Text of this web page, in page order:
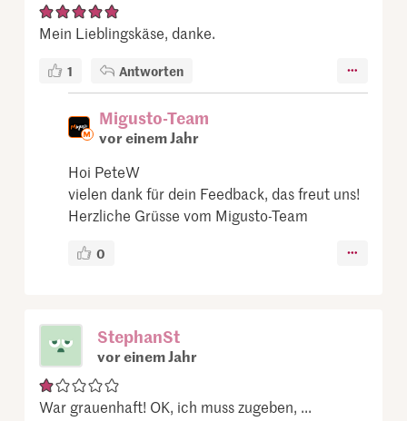
Mein Lieblingskäse, danke.
1 Antworten
Migusto-Team
vor einem Jahr
Hoi PeteW
vielen dank für dein Feedback, das freut uns!
Herzliche Grüsse vom Migusto-Team
0
StephanSt
vor einem Jahr
War grauenhaft! OK, ich muss zugeben, ...